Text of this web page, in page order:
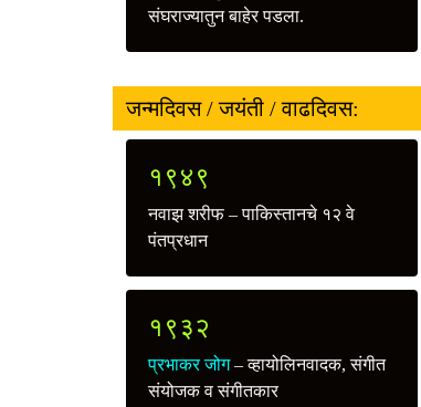
संघराज्यातुन बाहेर पडला.
जन्मदिवस / जयंती / वाढदिवस:
१९४९
नवाझ शरीफ – पाकिस्तानचे १२ वे
पंतप्रधान
१९३२
प्रभाकर जोग– व्हायोलिनवादक, संगीत
संयोजक व संगीतकार